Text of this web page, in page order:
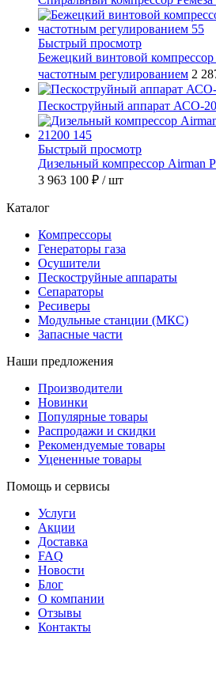
Быстрый просмотр
Бежецкий винтовой
частотным регулированием 2
Пескоструйный аппарат АСО-
Быстрый просмотр
Дизельный компрессор Airman
3 963 100 ₽ / шт
Каталог
Компрессоры
Генераторы газа
Осушители
Пескоструйные аппараты
Сепараторы
Ресиверы
Модульные станции (МКС)
Запасные части
Наши предложения
Производители
Новинки
Популярные товары
Распродажи и скидки
Рекомендуемые товары
Уцененные товары
Помощь и сервисы
Услуги
Акции
Доставка
FAQ
Новости
Блог
О компании
Отзывы
Контакты